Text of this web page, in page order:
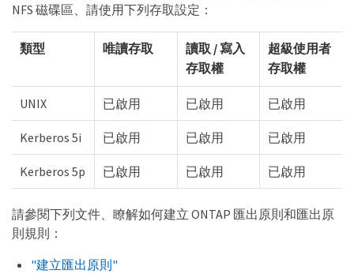
NFS 磁碟區、請使用下列存取設定：
類型 唯讀存取
讀取 / 寫入
存取權
超級使用者
存取權
UNIX 已啟用 已啟用 已啟用
Kerberos 5i 已啟用 已啟用 已啟用
Kerberos 5p 已啟用 已啟用 已啟用
請參閱下列文件、瞭解如何建立 ONTAP 匯出原則和匯出原
則規則：
"建立匯出原則"